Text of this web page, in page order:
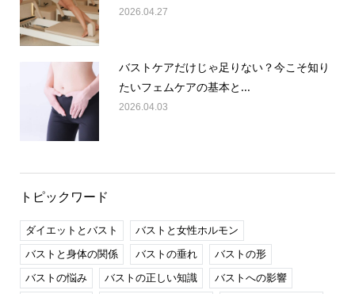
2026.04.27
バストケアだけじゃ足りない？今こそ知り
たいフェムケアの基本と...
2026.04.03
トピックワード
ダイエットとバスト
バストと女性ホルモン
バストと身体の関係
バストの垂れ
バストの形
バストの悩み
バストの正しい知識
バストへの影響